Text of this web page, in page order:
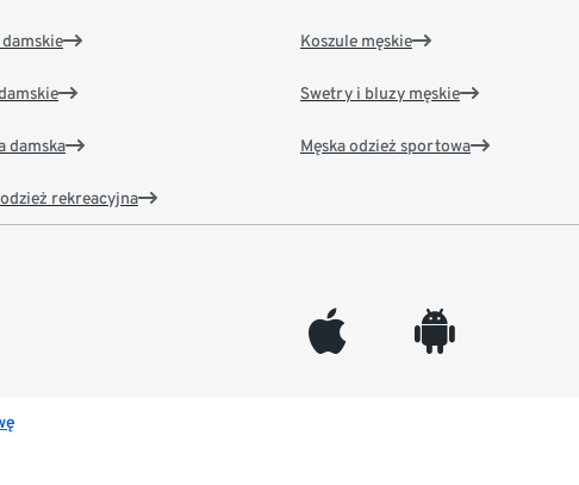
damska
rekreacyjna
Koszule męskie
Swetry i bluzy męskie
Męska odzież sportowa
appleinc android